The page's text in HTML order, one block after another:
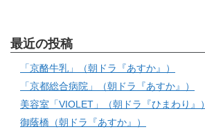
最近の投稿
「京酪牛乳」（朝ドラ『あすか』）
「京都総合病院」（朝ドラ『あすか』）
美容室「VIOLET」（朝ドラ『ひまわり』）
御蔭橋（朝ドラ『あすか』）